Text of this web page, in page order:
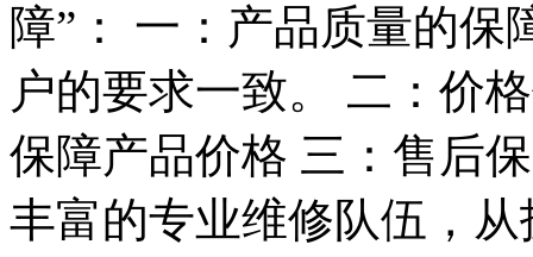
障”： 一：产品质量的
户的要求一致。 二：价
保障产品价格 三：售后
丰富的专业维修队伍，